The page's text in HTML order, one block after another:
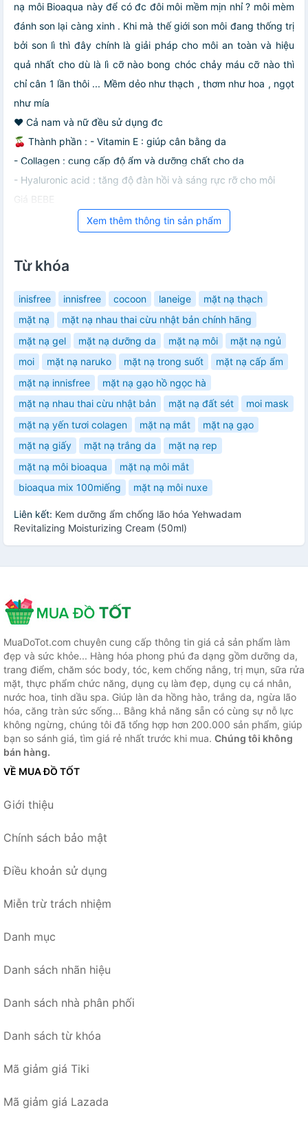
nạ môi Bioaqua này để có đc đôi môi mềm mịn nhỉ ? môi mèm
đánh son lại càng xinh . Khi mà thế giới son môi đang thống trị
bởi son lì thì đây chính là giải pháp cho môi an toàn và hiệu
quả nhất cho dù là lì cỡ nào bong chóc chảy máu cỡ nào thì
chỉ cân 1 lần thôi ... Mềm dẻo như thạch , thơm như hoa , ngọt
như mía
❤️ Cả nam và nữ đều sử dụng đc
🍒 Thành phần : - Vitamin E : giúp cân bằng da
- Collagen : cung cấp độ ẩm và dưỡng chất cho da
- Hyaluronic acid : tăng độ đàn hồi và sáng rực rỡ cho môi
Giá BEBE
Xem thêm thông tin sản phẩm
Từ khóa
inisfree innisfree cocoon laneige
mặt nạ thạch
mặt nạ
mặt nạ nhau thai cừu nhật bản chính hãng
mặt nạ gel
mặt nạ dưỡng da mặt nạ môi
mặt nạ ngủ
moi
mặt nạ naruko mặt nạ trong suốt
mặt nạ cấp ẩm
mặt nạ innisfree
mặt nạ gạo hồ ngọc hà
mặt nạ nhau thai cừu nhật bản
mặt nạ đất sét
moi mask
mặt nạ yến tươi colagen
mặt nạ mắt
mặt nạ gạo
mặt nạ giấy
mặt nạ trắng da
mặt nạ rep
mặt nạ môi bioaqua
mặt nạ môi mắt
bioaqua mix 100miếng
mặt nạ môi nuxe
Liên kết: Kem dưỡng ẩm chống lão hóa Yehwadam
Revitalizing Moisturizing Cream (50ml)
MuaDoTot.com chuyên cung cấp thông tin giá cả sản phẩm làm
đẹp và sức khỏe... Hàng hóa phong phú đa dạng gồm dưỡng da,
trang điểm, chăm sóc body, tóc, kem chống nắng, trị mụn, sữa rửa
mặt, thực phẩm chức năng, dụng cụ làm đẹp, dụng cụ cá nhân,
nước hoa, tinh dầu spa. Giúp làn da hồng hào, trắng da, ngừa lão
hóa, căng tràn sức sống... Bằng khả năng sẵn có cùng sự nỗ lực
không ngừng, chúng tôi đã tổng hợp hơn 200.000 sản phẩm, giúp
bạn so sánh giá, tìm giá rẻ nhất trước khi mua. Chúng tôi không
bán hàng.
VỀ MUA ĐỒ TỐT
Giới thiệu
Chính sách bảo mật
Điều khoản sử dụng
Miễn trừ trách nhiệm
Danh mục
Danh sách nhãn hiệu
Danh sách nhà phân phối
Danh sách từ khóa
Mã giảm giá Tiki
Mã giảm giá Lazada